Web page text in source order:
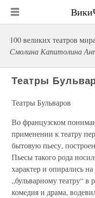
100 великих театров мира
Смолина Капитолина
Театры
Театры Бульваров
Во французском
применении к театру
бытовую пьесу,
Пьесы такого рода
характер и опирались
„бульварному театру“ в
комедия и драма,